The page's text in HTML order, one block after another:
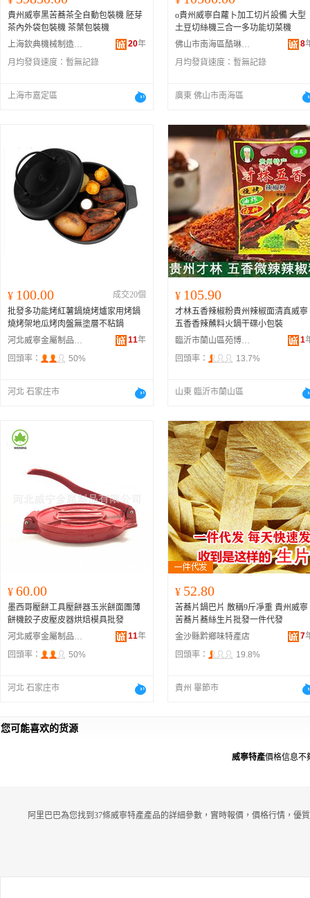
貴州威寧黑苦蕎茶全自動包裝機 胚芽
茶內外袋包裝機 茶葉包裝機
上海欽典機械制造有限公司
20年
月均發貨速度： 暫無記錄
上海市嘉定區
o貴州威寧白蘿卜加工切片設備 大型
土豆切絲機三合一多功能切菜機
佛山市南海區酷琳奇機械加工廠
8
月均發貨速度： 暫無記錄
廣東 佛山市南海區
¥ 100.00
成交20個
批發多功能烤紅薯鍋燒烤爐家用烤鍋
燒烤架地瓜烤肉盤無塗層不粘鍋
河北威寧金屬制品有限公司
11年
回頭率：
50%
河北 石家庄市
¥ 105.90
才林五香辣椒粉貴州辣椒面清真威寧
五香香辣蘸料火鍋干碟小包裝
臨沂市蘭山區苑博電子商貿店
1
回頭率：
13.7%
山東 臨沂市蘭山區
¥ 60.00
墨西哥壓餅工具壓餅器玉米餅面團薄
餅機餃子皮壓皮器烘焙模具批發
河北威寧金屬制品有限公司
11年
回頭率：
50%
河北 石家庄市
¥ 52.80
苦蕎片鍋巴片 散稱9斤凈重 貴州威寧
苦蕎片蕎絲生片批發一件代發
金沙縣黔鄉味特產店
7
回頭率：
19.8%
貴州 畢節市
您可能喜欢的货源
威寧特產價格信息不
阿里巴巴為您找到37條威寧特產產品的詳細參數，實時報價，價格行情，優